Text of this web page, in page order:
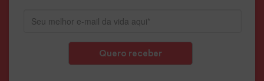
Quero receber